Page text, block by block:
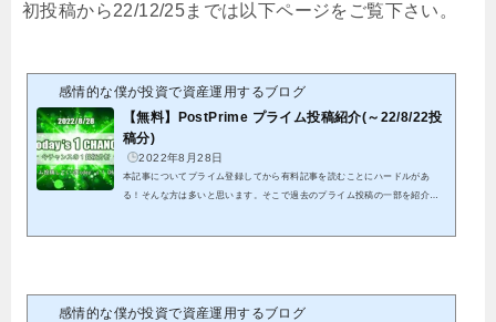
初投稿から22/12/25までは以下ページをご覧下さい。
感情的な僕が投資で資産運用するブログ
【無料】PostPrime プライム投稿紹介(～22/8/22投
稿分)
2022年8月28日
本記事についてプライム登録してから有料記事を読むことにハードルがあ
る！そんな方は多いと思います。そこで過去のプライム投稿の一部を紹介致
頂くことで閲覧可能です私...
感情的な僕が投資で資産運用するブログ